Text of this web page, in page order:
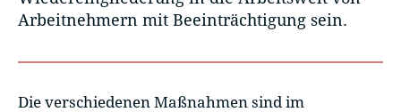
Arbeitnehmern mit Beeinträchtigung sein.
Die verschiedenen Maßnahmen sind im